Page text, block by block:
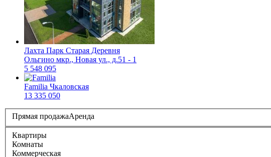
Лахта Парк Старая Деревня
Ольгино мкр., Новая ул., д.51 - 1
5 548 095
Familia Чкаловская
13 335 050
Прямая продажаАренда
Квартиры
Комнаты
Коммерческая